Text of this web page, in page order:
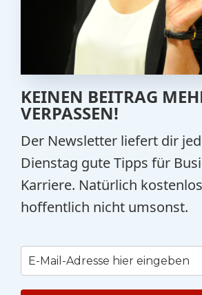
KEINEN BEITRAG
VERPASSEN!
Der Newsletter liefert dir
Dienstag gute Tipps für
Karriere. Natürlich
hoffentlich nicht umsonst.